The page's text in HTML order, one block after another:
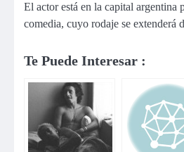
El actor está en la capital argentina
comedia, cuyo rodaje se extenderá
Te Puede Interesar :